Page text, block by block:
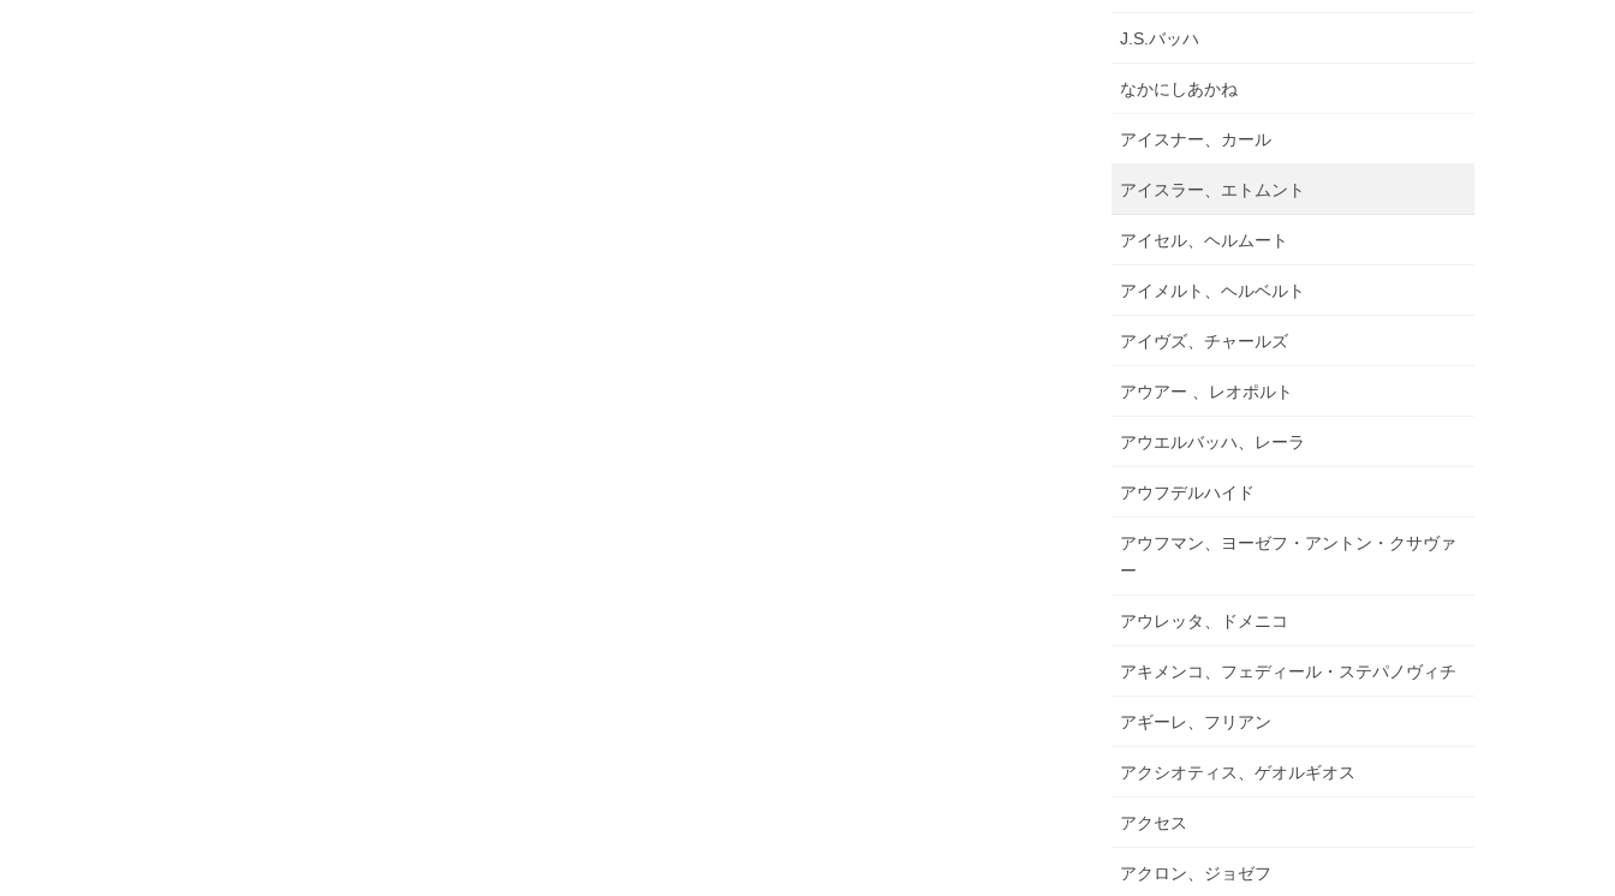
J.S.バッハ
なかにしあかね
アイスナー、カール
アイスラー、エトムント
アイセル、ヘルムート
アイメルト、ヘルベルト
アイヴズ、チャールズ
アウアー 、レオポルト
アウエルバッハ、レーラ
アウフデルハイド
アウフマン、ヨーゼフ・アントン・クサヴァ
ー
アウレッタ、ドメニコ
アキメンコ、フェディール・ステパノヴィチ
アギーレ、フリアン
アクシオティス、ゲオルギオス
アクセス
アクロン、ジョゼフ